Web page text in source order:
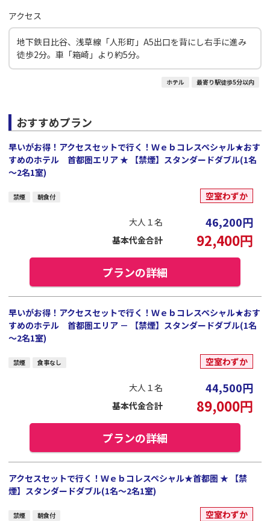
アクセス
地下鉄日比谷、浅草線「人形町」A5出口を背にし右手に進み
徒歩2分。車「箱崎」より約5分。
ホテル 最寄り駅徒歩5分以内
おすすめプラン
早いがお得！アクセスセットで行く！Ｗｅｂコレスペシャル★おす
すめのホテル 首都圏エリア ★ 【禁煙】スタンダードダブル(1名
～2名1室)
禁煙 朝食付 空室わずか
大人１名 46,200円
基本代金合計 92,400円
プランの詳細
早いがお得！アクセスセットで行く！Ｗｅｂコレスペシャル★おす
すめのホテル 首都圏エリア － 【禁煙】スタンダードダブル(1名
～2名1室)
禁煙 食事なし 空室わずか
大人１名 44,500円
基本代金合計 89,000円
プランの詳細
アクセスセットで行く！Ｗｅｂコレスペシャル★首都圏 ★ 【禁
煙】スタンダードダブル(1名～2名1室)
禁煙 朝食付 空室わずか